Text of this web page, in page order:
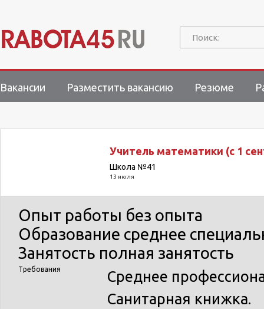
Поиск:
Вакансии Разместить вакансию Резюме
Учитель математики (с 1
Школа №41
13 июля
Опыт работы без опыта
Образование среднее
Занятость полная занятость
Требования
Среднее
Санитарная книжка.